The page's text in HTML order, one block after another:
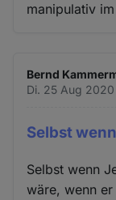
manipulativ
Bernd
Di. 25 Aug 2020
Selbst
Selbst wenn
wäre, wenn